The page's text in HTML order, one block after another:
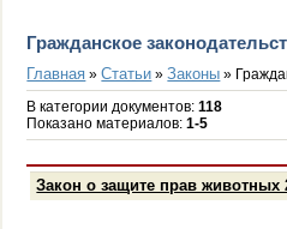
Гражданское
Главная »Статьи »Законы »
В категории документов:118
Показано материалов:1-5
Закон о защите прав животных